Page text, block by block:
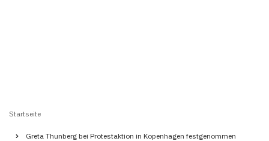
Startseite
Greta Thunberg bei Protestaktion in Kopenhagen festgenommen